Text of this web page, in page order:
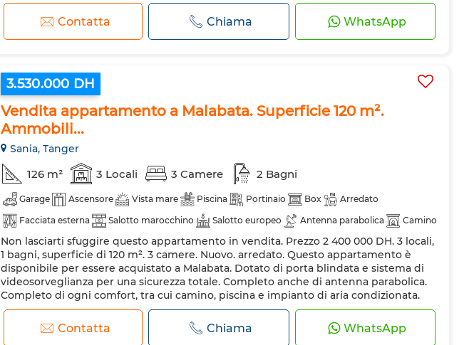
Contatta Chiama WhatsApp
3.530.000 DH
Vendita appartamento a Malabata. Superficie 120 m².
Ammobili...
Sania, Tanger
126 m² 3 Locali 3 Camere 2 Bagni
Garage Ascensore Vista mare Piscina Portinaio Box
Arredato
Facciata esterna
Salotto marocchino Salotto europeo Antenna parabolica
Camino
Aria condizionata
Riscaldamento Sistema di allarme Doppi vetri
Porta rinforzata
Cucina attrezzata
Frigorifero Forno Forno a microonde
Non lasciarti sfuggire questo appartamento in vendita. Prezzo 2 400 000 DH. 3 locali,
1 bagni, superficie di 120 m². 3 camere. Nuovo. arredato. Questo appartamento è
disponibile per essere acquistato a Malabata. Dotato di porta blindata e sistema di
videosorveglianza per una sicurezza totale. Completo anche di antenna parabolica.
Completo di ogni comfort, tra cui camino, piscina e impianto di aria condizionata.
Contattaci subito per venire...
Contatta Chiama WhatsApp